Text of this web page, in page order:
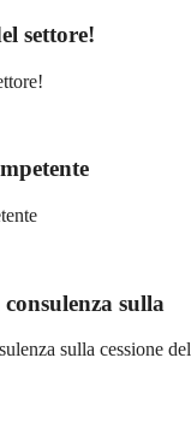
settore!
sulla
sulla cessione